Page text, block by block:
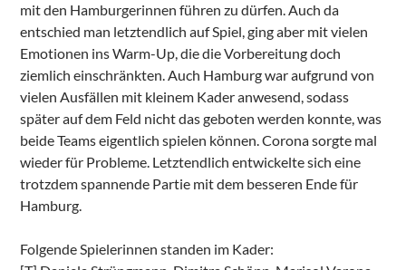
mit den Hamburgerinnen führen zu dürfen. Auch da
entschied man letztendlich auf Spiel, ging aber mit vielen
Emotionen ins Warm-Up, die die Vorbereitung doch
ziemlich einschränkten. Auch Hamburg war aufgrund von
vielen Ausfällen mit kleinem Kader anwesend, sodass
später auf dem Feld nicht das geboten werden konnte, was
beide Teams eigentlich spielen können. Corona sorgte mal
wieder für Probleme. Letztendlich entwickelte sich eine
trotzdem spannende Partie mit dem besseren Ende für
Hamburg.
Folgende Spielerinnen standen im Kader: